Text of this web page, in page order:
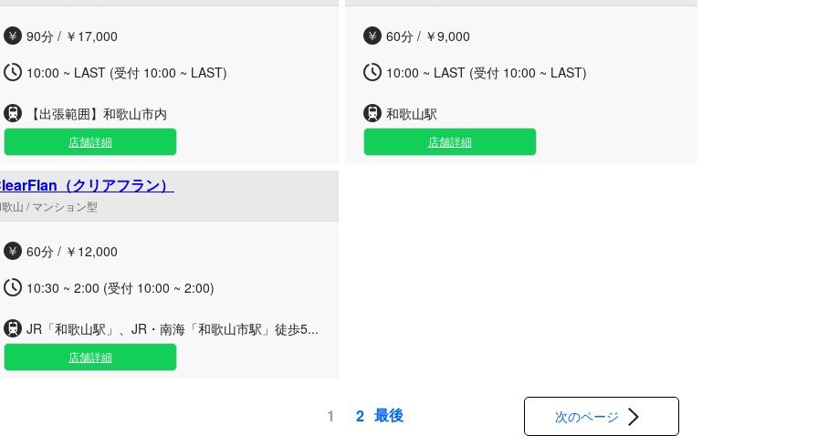
90分 / ￥17,000
10:00 ~ LAST (受付 10:00 ~ LAST)
【出張範囲】和歌山市内
店舗詳細
60分 / ￥9,000
10:00 ~ LAST (受付 10:00 ~ LAST)
和歌山駅
店舗詳細
（クリアフラン）
山 / マンション型
60分 / ￥12,000
10:30 ~ 2:00 (受付 10:00 ~ 2:00)
JR「和歌山駅」、JR・南海「和歌山市駅」徒歩5...
店舗詳細
1 2 次のページ
最後